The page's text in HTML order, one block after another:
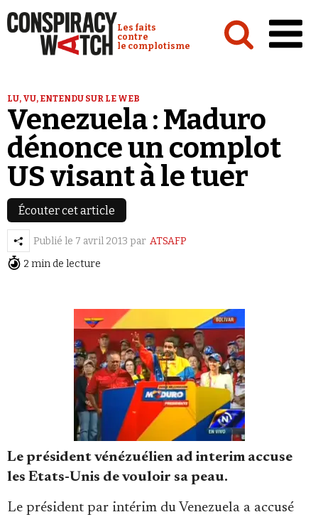
Conspiracy Watch :
Les faits
contre
le complotisme
Analyses
Conspipédia
Vidéos
Émissions
Revues de presse
Newsletter
Faire un don
LU, VU, ENTENDU SUR LE WEB
Venezuela : Maduro
dénonce un complot
US visant à le tuer
Écouter cet article
Publié le 7 avril 2013 par ATSAFP
2 min de lecture
Le président vénézuélien ad interim accuse
les Etats-Unis de vouloir sa peau.
Le président par intérim du Venezuela a accusé